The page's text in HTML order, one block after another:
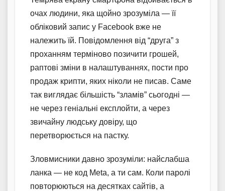
очах людини, яка щойно зрозуміла — її
обліковий запис у Facebook вже не
належить їй. Повідомлення від “друга” з
проханням терміново позичити грошей,
раптові зміни в налаштуваннях, пости про
продаж крипти, яких ніколи не писав. Саме
так виглядає більшість “зламів” сьогодні —
не через геніальні експлойти, а через
звичайну людську довіру, що
перетворюється на пастку.
Зловмисники давно зрозуміли: найслабша
ланка — не код Meta, а ти сам. Коли паролі
повторюються на десятках сайтів, а